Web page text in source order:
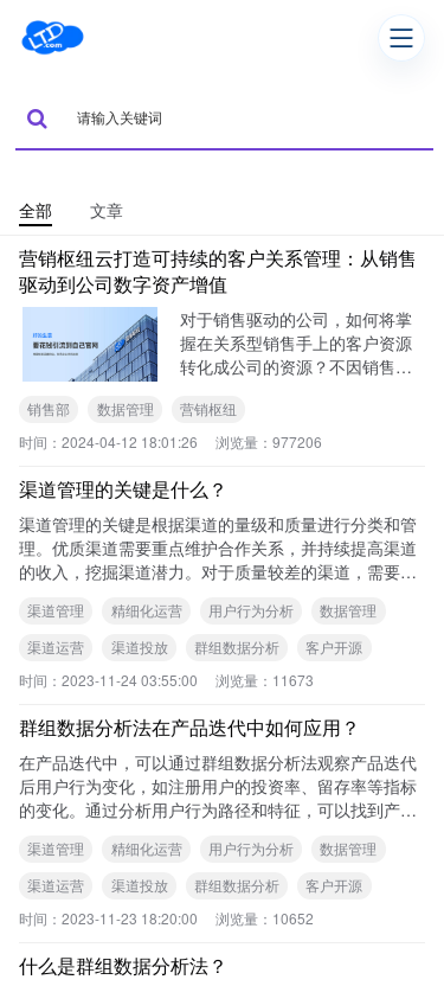
全部 文章
营销枢纽云打造可持续的客户关系管理：从销售
驱动到公司数字资产增值
对于销售驱动的公司，如何将掌
握在关系型销售手上的客户资源
转化成公司的资源？不因销售个
销售部 数据管理
营销枢纽
时间： 2024-04-12 18:01:26 浏览量： 977206
渠道管理的关键是什么？
渠道管理的关键是根据渠道的量级和质量进行分类和管
理。优质渠道需要重点维护合作关系，并持续提高渠道
的收入，挖掘渠道潜力。对于质量较差的渠道，需要调
带
渠道管理 精细化运营 用户行为分析
数据管理
渠道运营
渠道投放 群组数据分析
客户开源
时间： 2023-11-24 03:55:00 浏览量： 11673
群组数据分析法在产品迭代中如何应用？
在产品迭代中，可以通过群组数据分析法观察产品迭代
后用户行为变化，如注册用户的投资率、留存率等指标
的变化。通过分析用户行为路径和特征，可以找到产品
化
渠道管理 精细化运营 用户行为分析
数据管理
渠道运营
渠道投放 群组数据分析
客户开源
时间： 2023-11-23 18:20:00 浏览量： 10652
什么是群组数据分析法？